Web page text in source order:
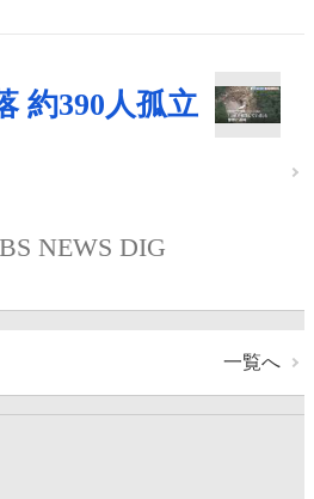
約390人孤立
NEWS DIG
一覧へ